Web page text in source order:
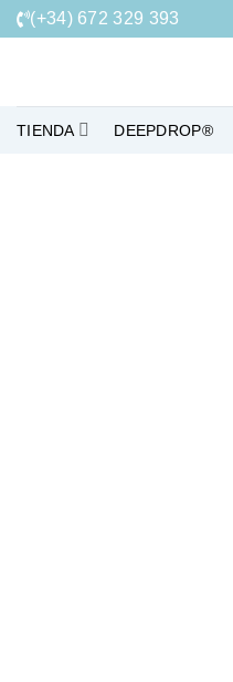
Saltar
al
(+34) 672 329 393
TIENDA DEEPDROP®